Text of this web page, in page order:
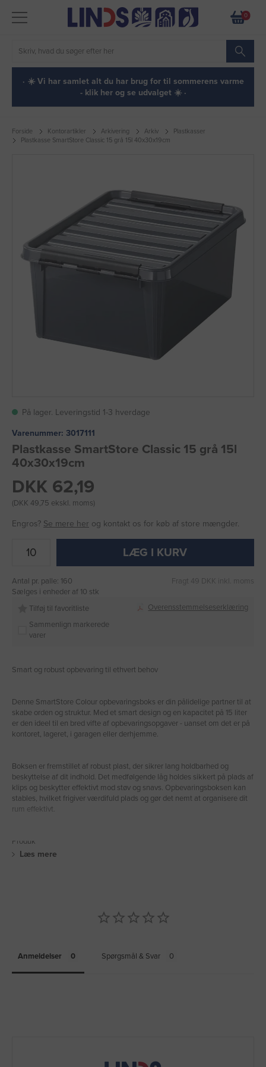
0
· ☀️ Vi har samlet alt du har brug for til sommerens varme
- klik her og se udvalget ☀️ ·
Forside Kontorartikler Arkivering Arkiv
Plastkasser
Plastkasse SmartStore Classic 15 grå 15l 40x30x19cm
På lager. Leveringstid 1-3 hverdage
Varenummer: 3017111
Plastkasse SmartStore Classic 15 grå 15l
40x30x19cm
DKK 62,19
(DKK 49,75 ekskl. moms)
Engros? Se mere her og kontakt os for køb af store mængder.
LÆG I KURV
Antal pr. palle: 160
Sælges i enheder af 10 stk
Fragt 49 DKK inkl. moms
Tilføj til favoritliste
Sammenlign markerede
varer
Overensstemmelseserklæring
Smart og robust opbevaring til ethvert behov
Denne SmartStore Colour opbevaringsboks er din pålidelige partner til at
skabe orden og struktur. Med et smart design og en kapacitet på 15 liter
er den ideel til en bred vifte af opbevaringsopgaver - uanset om det er på
kontoret, lageret, i garagen eller derhjemme.
Boksen er fremstillet af robust plast, der sikrer lang holdbarhed og
beskyttelse af dit indhold. Det medfølgende låg holdes sikkert på plads af
klips og beskytter effektivt mod støv og snavs. Opbevaringsboksen kan
stables, hvilket frigiver værdifuld plads og gør det nemt at organisere dit
rum effektivt.
Produk
Læs mere
Anmeldelser Spørgsmål & Svar